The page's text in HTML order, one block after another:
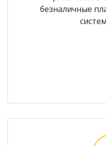
безналичные